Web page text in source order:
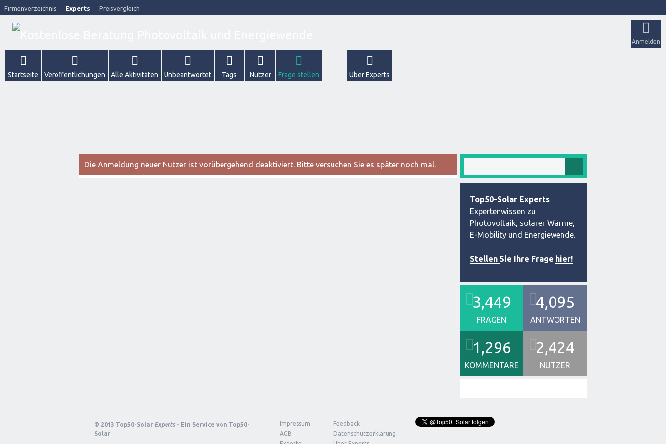
Firmenverzeichnis Experts Preisvergleich
Anmelden
Startseite Veröffentlichungen Alle Aktivitäten Unbeantwortet Tags Nutzer Frage stellen Über Experts
Die Anmeldung neuer Nutzer ist vorübergehend deaktiviert. Bitte versuchen Sie es später noch mal.
Top50-Solar Experts
Expertenwissen zu
Photovoltaik, solarer Wärme,
E-Mobility und Energiewende.
Stellen Sie Ihre Frage hier!
3,449
FRAGEN
4,095
ANTWORTEN
1,296
KOMMENTARE
2,424
NUTZER
© 2013 Top50-Solar Experts - Ein Service von Top50-
Solar
Impressum
Feedback
AGB
Datenschutzerklärung